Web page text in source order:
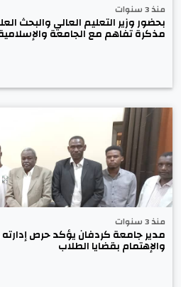
منذ 3 سنوات
بحضور وزير التعليم العالي والبحث
مذكرة تفاهم مع الجامعة
منذ 3 سنوات
مدير جامعة كردفان يؤكد حرص
والإهتمام بقضايا الطلاب